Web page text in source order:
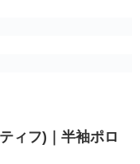
ィフ)｜半袖ポロ